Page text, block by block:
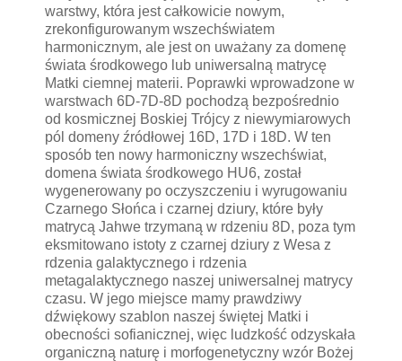
warstwy, która jest całkowicie nowym,
zrekonfigurowanym wszechświatem
harmonicznym, ale jest on uważany za domenę
świata środkowego lub uniwersalną matrycę
Matki ciemnej materii. Poprawki wprowadzone w
warstwach 6D-7D-8D pochodzą bezpośrednio
od kosmicznej Boskiej Trójcy z niewymiarowych
pól domeny źródłowej 16D, 17D i 18D. W ten
sposób ten nowy harmoniczny wszechświat,
domena świata środkowego HU6, został
wygenerowany po oczyszczeniu i wyrugowaniu
Czarnego Słońca i czarnej dziury, które były
matrycą Jahwe trzymaną w rdzeniu 8D, poza tym
eksmitowano istoty z czarnej dziury z Wesa z
rdzenia galaktycznego i rdzenia
metagalaktycznego naszej uniwersalnej matrycy
czasu. W jego miejsce mamy prawdziwy
dźwiękowy szablon naszej świętej Matki i
obecności sofianicznej, więc ludzkość odzyskała
organiczną naturę i morfogenetyczny wzór Bożej